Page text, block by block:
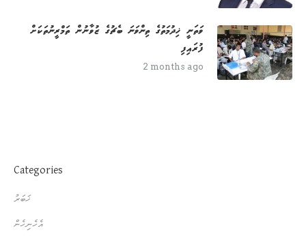
ވަތަނީ ޚިދުމަތުގެ ތިންވަނަ ބެޗުގެ ޒުވާނުން ތަމްރީނުތަކަށް
ފުރައިފި
2 months ago
Categories
ޚަބަރު
އެހެނިހެން